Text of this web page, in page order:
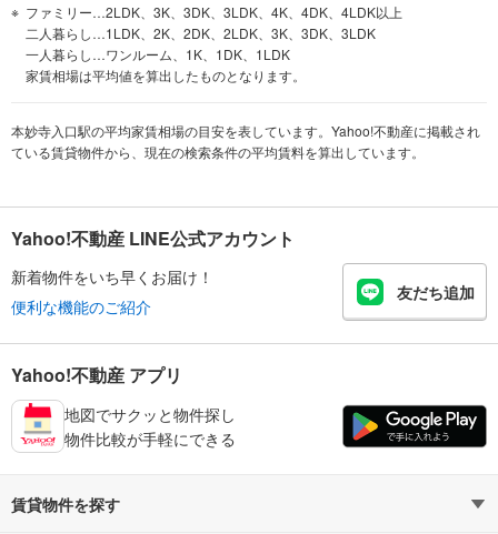
ファミリー…2LDK、3K、3DK、3LDK、4K、4DK、4LDK以上
二人暮らし…1LDK、2K、2DK、2LDK、3K、3DK、3LDK
一人暮らし…ワンルーム、1K、1DK、1LDK
家賃相場は平均値を算出したものとなります。
本妙寺入口駅の平均家賃相場の目安を表しています。Yahoo!不動産に掲載され
ている賃貸物件から、現在の検索条件の平均賃料を算出しています。
Yahoo!不動産 LINE公式アカウント
新着物件をいち早くお届け！
便利な機能のご紹介
友だち追加
Yahoo!不動産 アプリ
地図でサクッと物件探し
物件比較が手軽にできる
賃貸物件を探す